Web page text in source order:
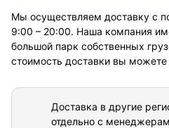
Мы осуществляем доставку с
9:00 – 20:00. Наша компания
большой парк собственных
стоимость доставки вы можете
Доставка в другие
отдельно с